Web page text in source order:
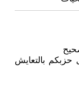
حزبكم بالتعايش